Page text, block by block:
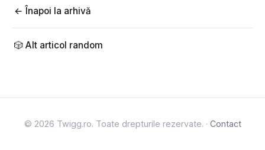
← Înapoi la arhivă
🎲 Alt articol random
© 2026 Twigg.ro. Toate drepturile rezervate. · Contact